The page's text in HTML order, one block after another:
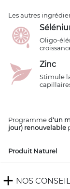
Les autres
Oligo-
Zinc
Stimule
Programmed'un
jour) renouvelable
Produit Naturel
add NOS